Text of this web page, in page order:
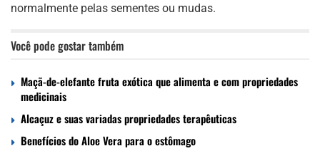
normalmente pelas sementes ou mudas.
Você pode gostar também
Maçã-de-elefante fruta exótica que alimenta e com propriedades
medicinais
Alcaçuz e suas variadas propriedades terapêuticas
Benefícios do Aloe Vera para o estômago